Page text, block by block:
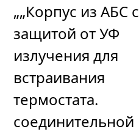
„„Корпус из АБС с
защитой от УФ
излучения для
встраивания
термостата.
соединительной